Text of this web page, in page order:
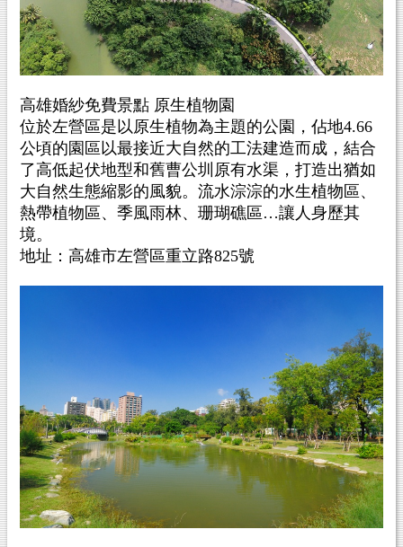
高雄婚紗免費景點 原生植物園
位於左營區是以原生植物為主題的公園，佔地4.66
公頃的園區以最接近大自然的工法建造而成，結合
了高低起伏地型和舊曹公圳原有水渠，打造出猶如
大自然生態縮影的風貌。流水淙淙的水生植物區、
熱帶植物區、季風雨林、珊瑚礁區…讓人身歷其
境。
地址：高雄市左營區重立路825號